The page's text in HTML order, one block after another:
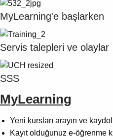
Shopping list preview
MyLearning'e başlarken
Servis talepleri ve olaylar
SSS
MyLearning
Yeni kursları arayın ve
Kayıt olduğunuz e-öğrenme